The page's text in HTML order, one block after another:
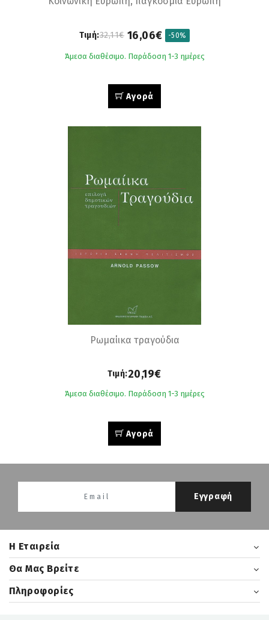
Τιμή:32,11€ 16,06€ -50%
Άμεσα διαθέσιμο. Παράδοση 1-3 ημέρες
Αγορά
Ρωμαίικα τραγούδια
Τιμή:20,19€
Άμεσα διαθέσιμο. Παράδοση 1-3 ημέρες
Αγορά
H Εταιρεία
Εγγραφή
Θα Μας Βρείτε
Πληροφορίες